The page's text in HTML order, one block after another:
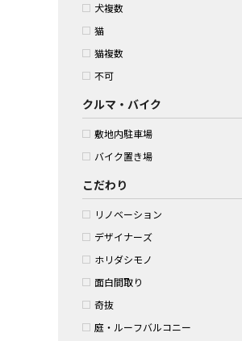
犬複数
猫
猫複数
不可
クルマ・バイク
敷地内駐車場
バイク置き場
こだわり
リノベーション
デザイナーズ
ホリダシモノ
面白間取り
奇抜
庭・ルーフバルコニー